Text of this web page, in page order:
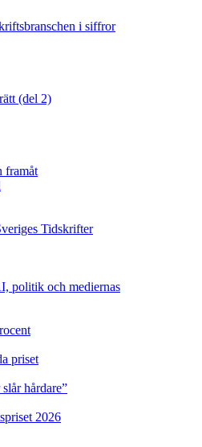
i siffror
(del 2)
framåt
Tidskrifter
politik och mediernas
priset
hårdare”
2026